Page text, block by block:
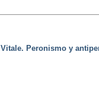
Peronismo y